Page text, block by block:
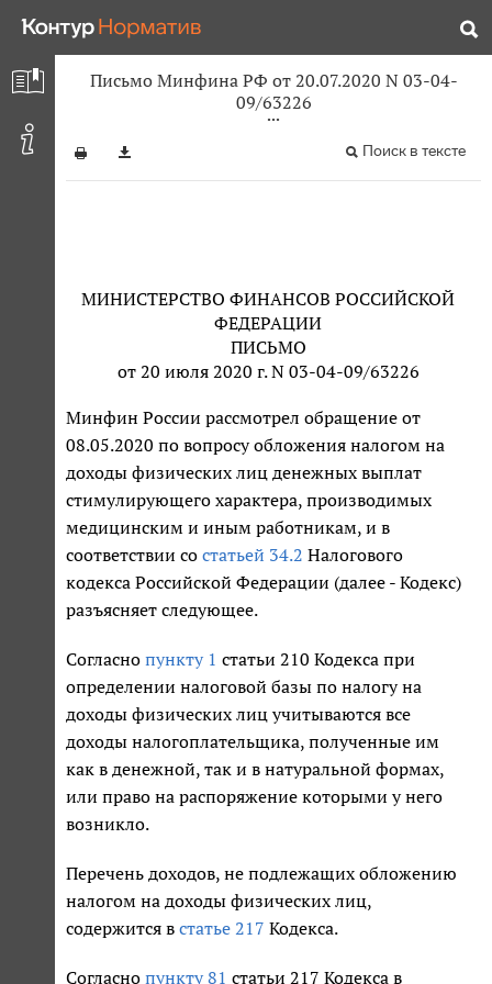
Письмо Минфина РФ от 20.07.2020 N 03-04-
09/63226
Поиск в тексте
МИНИСТЕРСТВО ФИНАНСОВ РОССИЙСКОЙ
ФЕДЕРАЦИИ
ПИСЬМО
от 20 июля 2020 г. N 03-04-09/63226
Минфин России рассмотрел обращение от
08.05.2020 по вопросу обложения налогом на
доходы физических лиц денежных выплат
стимулирующего характера, производимых
медицинским и иным работникам, и в
соответствии со статьей 34.2 Налогового
кодекса Российской Федерации (далее - Кодекс)
разъясняет следующее.
Согласно пункту 1 статьи 210 Кодекса при
определении налоговой базы по налогу на
доходы физических лиц учитываются все
доходы налогоплательщика, полученные им
как в денежной, так и в натуральной формах,
или право на распоряжение которыми у него
возникло.
Перечень доходов, не подлежащих обложению
налогом на доходы физических лиц,
содержится в статье 217 Кодекса.
Согласно пункту 81 статьи 217 Кодекса в